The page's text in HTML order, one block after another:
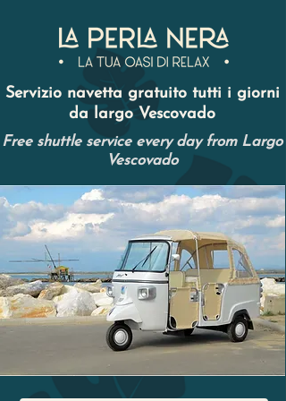
Servizio navetta gratuito tutti i giorni
da largo Vescovado
Free shuttle service every day from Largo
Vescovado